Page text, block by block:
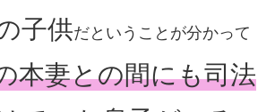
子供だということが分かって
本妻との間にも司法